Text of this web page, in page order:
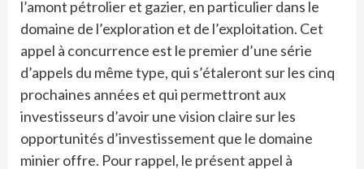
l’amont pétrolier et gazier, en particulier dans le
domaine de l’exploration et de l’exploitation. Cet
appel à concurrence est le premier d’une série
d’appels du même type, qui s’étaleront sur les cinq
prochaines années et qui permettront aux
investisseurs d’avoir une vision claire sur les
opportunités d’investissement que le domaine
minier offre. Pour rappel, le présent appel à